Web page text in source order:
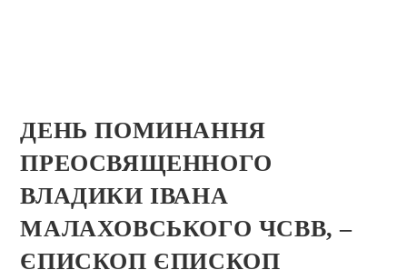
ДЕНЬ ПОМИНАННЯ
ПРЕОСВЯЩЕННОГО
ВЛАДИКИ ІВАНА
МАЛАХОВСЬКОГО ЧСВВ, –
ЄПИСКОП ЄПИСКОП